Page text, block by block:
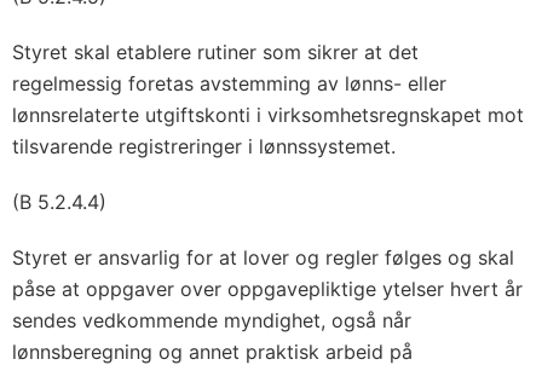
Styret skal etablere rutiner som sikrer at det
regelmessig foretas avstemming av lønns- eller
lønnsrelaterte utgiftskonti i virksomhetsregnskapet mot
tilsvarende registreringer i lønnssystemet.
(B 5.2.4.4)
Styret er ansvarlig for at lover og regler følges og skal
påse at oppgaver over oppgavepliktige ytelser hvert år
sendes vedkommende myndighet, også når
lønnsberegning og annet praktisk arbeid på